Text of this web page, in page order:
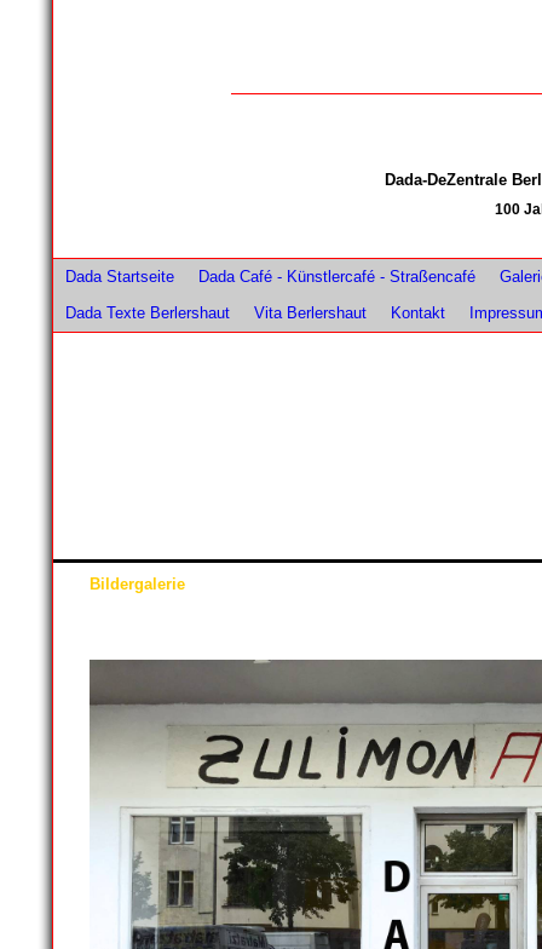
Dada-DeZentrale
100
Dada Startseite Dada Café - Künstlercafé - Straßencafé
Dada Texte Berlershaut
Vita Berlershaut Kontakt
Bildergalerie